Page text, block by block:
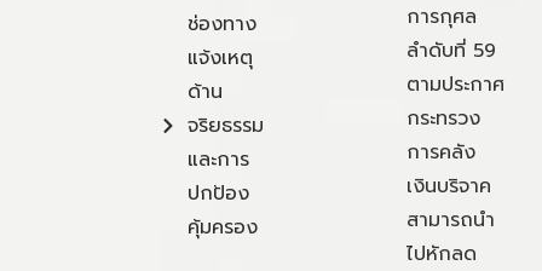
ช่องทาง
แจ้งเหตุ
ด้าน
จริยธรรม
และการ
ปกป้อง
คุ้มครอง
การกุศล
ลำดับที่ 59
ตามประกาศ
กระทรวง
การคลัง
เงินบริจาค
สามารถนำ
ไปหักลด